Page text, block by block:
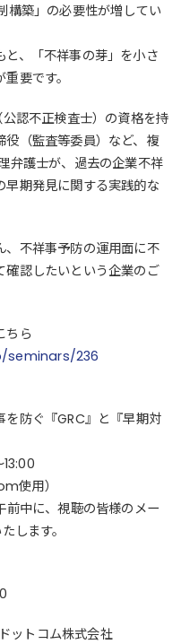
構築」の必要性が増してい
、「不祥事の芽」を小さ
要です。
認不正検査士）の資格を持
（監査等委員）など、複
弁護士が、過去の企業不祥
期発見に関する実践的な
、不祥事予防の運用面に不
確認したいという企業のご
ちら
seminars/236
を防ぐ『GRC』と『早期対
使用）
中に、視聴の皆様のメー
します。
ットコム株式会社